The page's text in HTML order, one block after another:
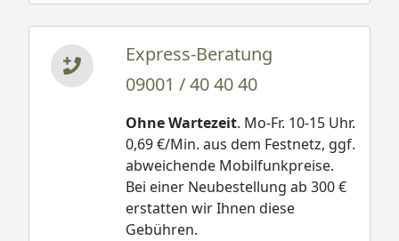
Express-Beratung
09001 / 40 40 40
Ohne Wartezeit. Mo-Fr. 10-15 Uhr.
0,69 €/Min. aus dem Festnetz, ggf.
abweichende Mobilfunkpreise.
Bei einer Neubestellung ab 300 €
erstatten wir Ihnen diese
Gebühren.